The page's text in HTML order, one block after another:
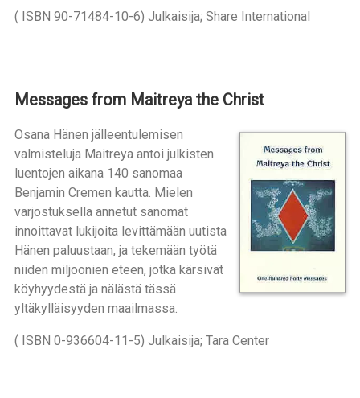
( ISBN 90-71484-10-6) Julkaisija; Share International
Messages from Maitreya the Christ
Osana Hänen jälleentulemisen
valmisteluja Maitreya antoi julkisten
luentojen aikana 140 sanomaa
Benjamin Cremen kautta. Mielen
varjostuksella annetut sanomat
innoittavat lukijoita levittämään uutista
Hänen paluustaan, ja tekemään työtä
niiden miljoonien eteen, jotka kärsivät
köyhyydestä ja nälästä tässä
yltäkylläisyyden maailmassa.
( ISBN 0-936604-11-5) Julkaisija; Tara Center